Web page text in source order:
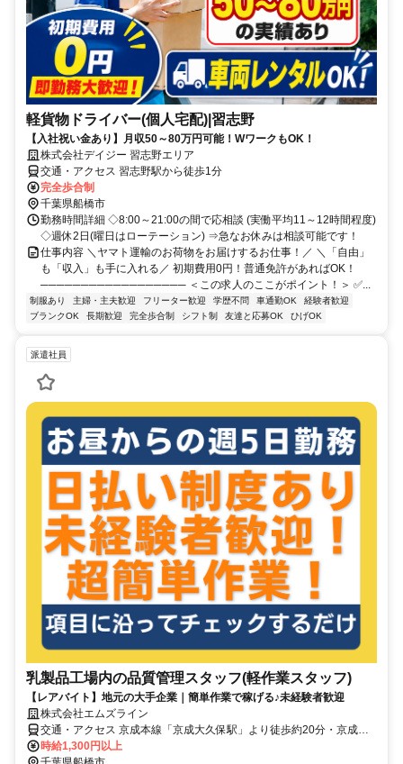
軽貨物ドライバー(個人宅配)|習志野
【入社祝い金あり】月収50～80万円可能！WワークもOK！
株式会社デイジー 習志野エリア
交通・アクセス 習志野駅から徒歩1分
完全歩合制
千葉県船橋市
勤務時間詳細 ◇8:00～21:00の間で応相談 (実働平均11～12時間程度)
◇週休2日(曜日はローテーション) ⇒急なお休みは相談可能です！
仕事内容 ＼ヤマト運輸のお荷物をお届けするお仕事！／ ＼「自由」
も「収入」も手に入れる／ 初期費用0円！普通免許があればOK！
────────────────── ＜この求人のここがポイント！＞ ✅...
制服あり 主婦・主夫歓迎 フリーター歓迎 学歴不問 車通勤OK
経験者歓迎
ブランクOK
長期歓迎 完全歩合制 シフト制 友達と応募OK ひげOK
派遣社員
乳製品工場内の品質管理スタッフ(軽作業スタッフ)
【レアバイト】地元の大手企業｜簡単作業で稼げる♪未経験者歓迎
株式会社エムズライン
交通・アクセス 京成本線「京成大久保駅」より徒歩約20分・京成本
線「実籾駅」より徒歩約22分・JR総武線「津田沼駅」北口よりバス
時給1,300円以上